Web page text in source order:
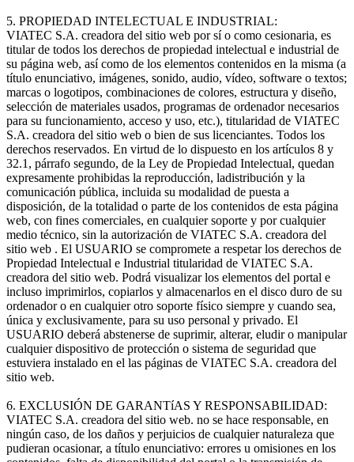
5. PROPIEDAD INTELECTUAL E INDUSTRIAL:
VIATEC S.A. creadora del sitio web por sí o como cesionaria, es
titular de todos los derechos de propiedad intelectual e industrial de
su página web, así como de los elementos contenidos en la misma (a
título enunciativo, imágenes, sonido, audio, vídeo, software o textos;
marcas o logotipos, combinaciones de colores, estructura y diseño,
selección de materiales usados, programas de ordenador necesarios
para su funcionamiento, acceso y uso, etc.), titularidad de VIATEC
S.A. creadora del sitio web o bien de sus licenciantes. Todos los
derechos reservados. En virtud de lo dispuesto en los artículos 8 y
32.1, párrafo segundo, de la Ley de Propiedad Intelectual, quedan
expresamente prohibidas la reproducción, ladistribución y la
comunicación pública, incluida su modalidad de puesta a
disposición, de la totalidad o parte de los contenidos de esta página
web, con fines comerciales, en cualquier soporte y por cualquier
medio técnico, sin la autorización de VIATEC S.A. creadora del
sitio web . El USUARIO se compromete a respetar los derechos de
Propiedad Intelectual e Industrial titularidad de VIATEC S.A.
creadora del sitio web. Podrá visualizar los elementos del portal e
incluso imprimirlos, copiarlos y almacenarlos en el disco duro de su
ordenador o en cualquier otro soporte físico siempre y cuando sea,
única y exclusivamente, para su uso personal y privado. El
USUARIO deberá abstenerse de suprimir, alterar, eludir o manipular
cualquier dispositivo de protección o sistema de seguridad que
estuviera instalado en el las páginas de VIATEC S.A. creadora del
sitio web.
6. EXCLUSIÓN DE GARANTíAS Y RESPONSABILIDAD:
VIATEC S.A. creadora del sitio web. no se hace responsable, en
ningún caso, de los daños y perjuicios de cualquier naturaleza que
pudieran ocasionar, a título enunciativo: errores u omisiones en los